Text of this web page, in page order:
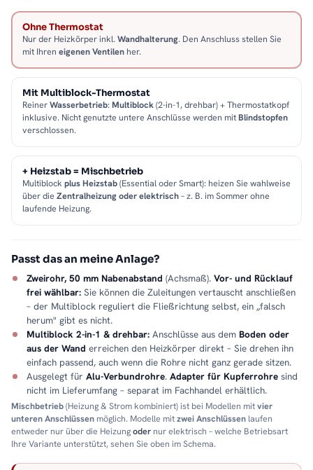
Ohne Thermostat
Nur der Heizkörper inkl. Wandhalterung. Den Anschluss stellen Sie
mit Ihren eigenen Ventilen her.
Mit Multiblock-Thermostat
ReinerWasserbetrieb: Multiblock(2-in-1, drehbar) + Thermostatkopf
inklusive. Nicht genutzte untere Anschlüsse werden mitBlindstopfen
verschlossen.
+ Heizstab = Mischbetrieb
Multiblock plus Heizstab(Essential oder Smart): heizen Sie wahlweise
über die Zentralheizung oder elektrisch– z. B. im Sommer ohne
laufende Heizung.
Passt das an meine Anlage?
Zweirohr, 50 mm Nabenabstand (Achsmaß). Vor- und Rücklauf
frei wählbar: Sie können die Zuleitungen vertauscht anschließen
– der Multiblock reguliert die Fließrichtung selbst, ein „falsch
herum" gibt es nicht.
Multiblock 2-in-1 & drehbar: Anschlüsse aus dem Boden oder
aus der Wand erreichen den Heizkörper direkt – Sie drehen ihn
einfach passend, auch wenn die Rohre nicht ganz gerade sitzen.
Ausgelegt für Alu-Verbundrohre. Adapter für Kupferrohre sind
nicht im Lieferumfang – separat im Fachhandel erhältlich.
Mischbetrieb(Heizung & Strom kombiniert) ist bei Modellen mitvier
unteren Anschlüssen möglich. Modelle mitzwei Anschlüssen laufen
entweder nur über die Heizungoder nur elektrisch – welche Betriebsart
Ihre Variante unterstützt, sehen Sie oben im Schema.